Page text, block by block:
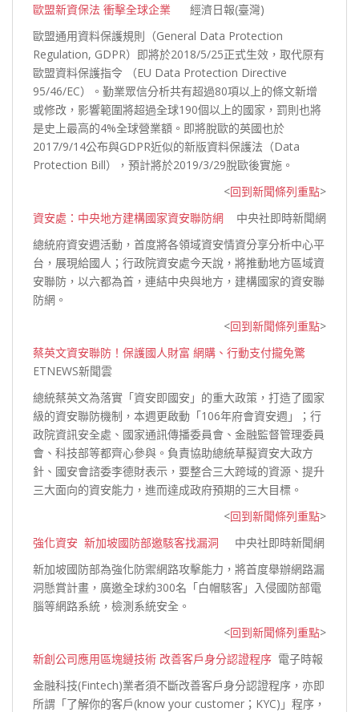
歐盟新資保法 衝擊全球企業 經濟日報(臺灣)
歐盟通用資料保護規則（General Data Protection
Regulation, GDPR）即將於2018/5/25正式生效，取代原有
歐盟資料保護指令 （EU Data Protection Directive
95/46/EC）。勤業眾信分析共有超過80項以上的條文新增
或修改，影響範圍將超過全球190個以上的國家，罰則也將
是史上最高的4%全球營業額。即將脫歐的英國也於
2017/9/14公布與GDPR近似的新版資料保護法（Data
Protection Bill），預計將於2019/3/29脫歐後實施。
<回到新聞條列重點>
資安處：中央地方建構國家資安聯防網 中央社即時新聞網
總統府資安週活動，首度將各領域資安情資分享分析中心平
台，展現給國人；行政院資安處今天說，將推動地方區域資
安聯防，以六都為首，連結中央與地方，建構國家的資安聯
防網。
<回到新聞條列重點>
蔡英文資安聯防！保護國人財富 網購、行動支付攏免驚
ETNEWS新聞雲
總統蔡英文為落實「資安即國安」的重大政策，打造了國家
級的資安聯防機制，本週更啟動「106年府會資安週」；行
政院資訊安全處、國家通訊傳播委員會、金融監督管理委員
會、科技部等都齊心參與。負責協助總統草擬資安大政方
針、國安會諮委李德財表示，要整合三大跨域的資源、提升
三大面向的資安能力，進而達成政府預期的三大目標。
<回到新聞條列重點>
強化資安 新加坡國防部邀駭客找漏洞 中央社即時新聞網
新加坡國防部為強化防禦網路攻擊能力，將首度舉辦網路漏
洞懸賞計畫，廣邀全球約300名「白帽駭客」入侵國防部電
腦等網路系統，檢測系統安全。
<回到新聞條列重點>
新創公司應用區塊鏈技術 改善客戶身分認證程序 電子時報
金融科技(Fintech)業者須不斷改善客戶身分認證程序，亦即
所謂「了解你的客戶(know your customer；KYC)」程序，